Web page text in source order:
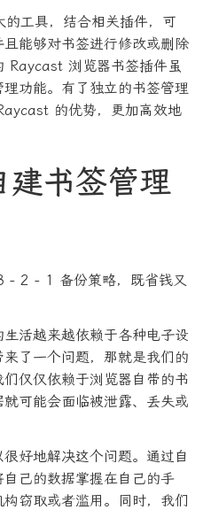
工具，结合相关插件，可
能够对书签进行修改或删除
Raycast 浏览器书签插件虽
功能。有了独立的书签管理
的优势，更加高效地
建书签管理
- 2 - 1 备份策略，既省钱又
活越来越依赖于各种电子设
了一个问题，那就是我们的
仅仅依赖于浏览器自带的书
可能会面临被泄露、丢失或
好地解决这个问题。通过自
己的数据掌握在自己的手
窃取或者滥用。同时，我们